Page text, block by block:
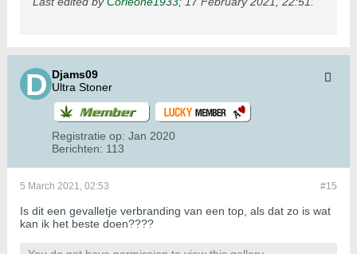
Djams09
Ultra Stoner
Registratie op: Jan 2020
Berichten: 113
#15
5 March 2021, 02:53
Is dit een gevalletje verbranding van een top, als dat zo is wat
kan ik het beste doen????